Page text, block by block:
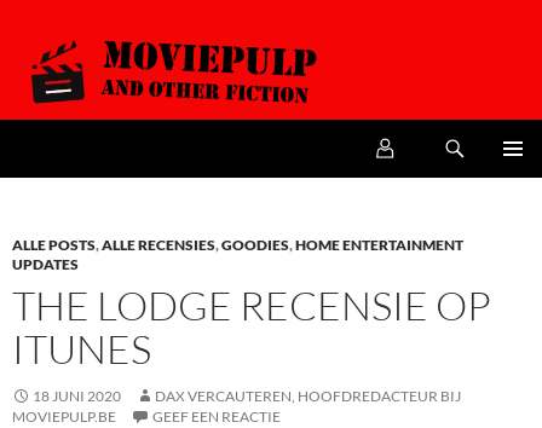
INHOUD
ALLE POSTS,ALLE RECENSIES,GOODIES,HOME ENTERTAINMENT
UPDATES
THE LODGE RECENSIE OP
ITUNES
18 JUNI 2020
DAX VERCAUTEREN, HOOFDREDACTEUR BIJ
MOVIEPULP.BE
GEEF EEN REACTIE